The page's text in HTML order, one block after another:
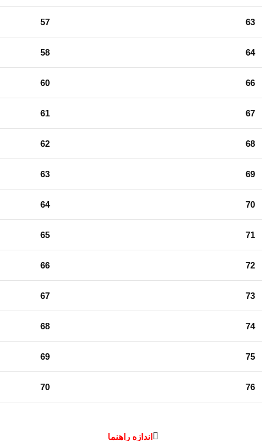
63
57
64
58
66
60
67
61
68
62
69
63
70
64
71
65
72
66
73
67
74
68
75
69
76
70
اندازه راهنما